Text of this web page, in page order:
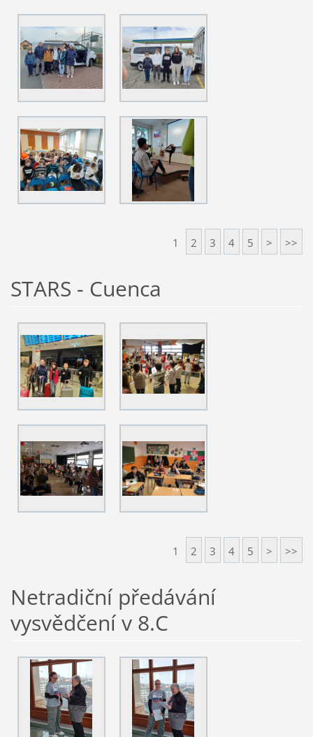
1 2 3 4 5 > >>
STARS - Cuenca
1 2 3 4 5 > >>
Netradiční předávání
vysvědčení v 8.C